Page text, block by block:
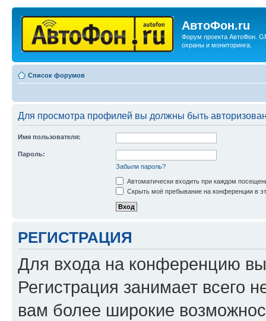
АвтоФон.ru
Форум проекта АвтоФон.
охраны и мониторинга.
Список форумов
Для просмотра профилей вы должны быть
Имя пользователя:
Пароль:
Забыли пароль?
Автоматически входить при каждом
Скрыть моё пребывание на конференции в
РЕГИСТРАЦИЯ
Для входа на конференцию
Регистрация занимает всего
вам более широкие